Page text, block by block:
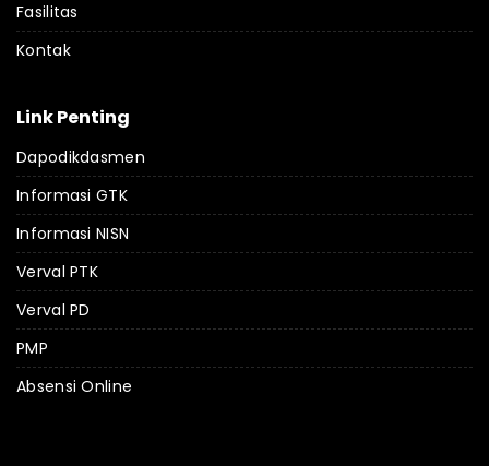
Fasilitas
Kontak
Link Penting
Dapodikdasmen
Informasi GTK
Informasi NISN
Verval PTK
Verval PD
PMP
Absensi Online